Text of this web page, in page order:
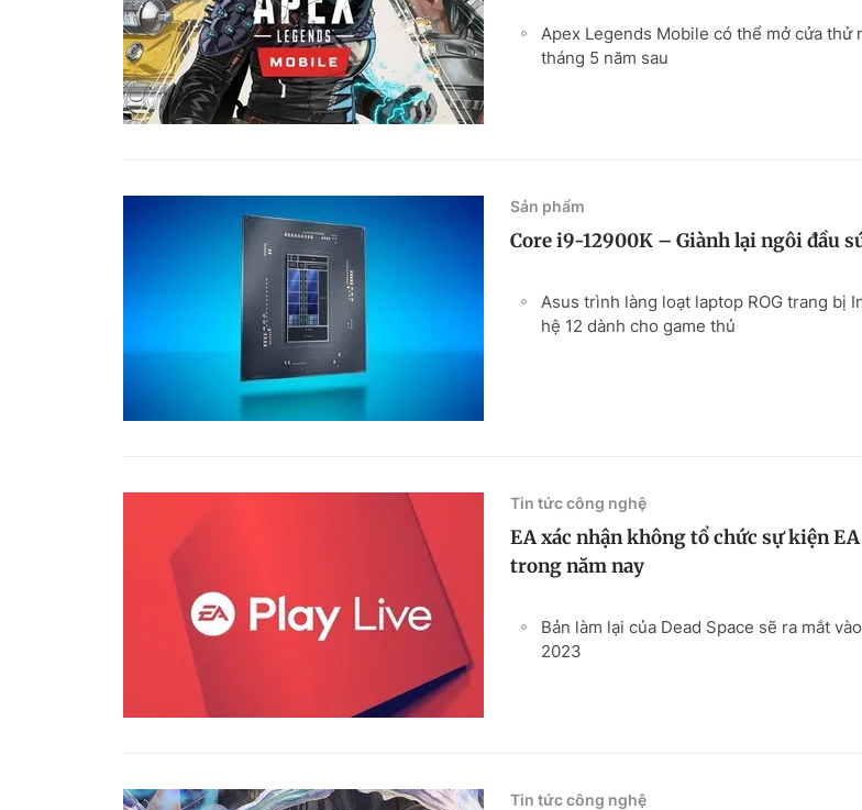
Apex Legends Mobile có thể mở cửa thử
tháng 5 năm sau
Sản phẩm
Core i9-12900K – Giành lại ngôi đầu
Asus trình làng loạt laptop ROG trang bị
hệ 12 dành cho game thủ
Tin tức công nghệ
EA xác nhận không tổ chức sự kiện
trong năm nay
Bản làm lại của Dead Space sẽ ra mắt
2023
Tin tức công nghệ